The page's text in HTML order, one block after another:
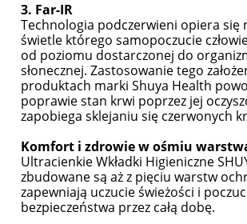
3. Far-IR
Technologia podczerwieni opiera się
świetle którego samopoczucie
od poziomu dostarczonej do
słonecznej. Zastosowanie tego
produktach marki Shuya Health
poprawie stan krwi poprzez jej
zapobiega sklejaniu się czerwonych
Komfort i zdrowie w ośmiu
Ultracienkie Wkładki Higieniczne
zbudowane są aż z pięciu warstw
zapewniają uczucie świeżości i
bezpieczeństwa przez całą dobę.